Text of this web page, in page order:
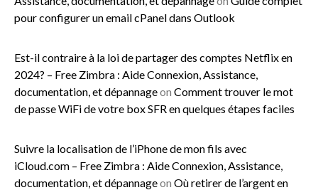
pour configurer un email cPanel dans Outlook
Est-il contraire à la loi de partager des comptes Netflix en
2024? – Free Zimbra : Aide Connexion, Assistance,
documentation, et dépannageon Comment trouver le mot
de passe WiFi de votre box SFR en quelques étapes faciles
Suivre la localisation de l’iPhone de mon fils avec
iCloud.com – Free Zimbra : Aide Connexion, Assistance,
documentation, et dépannageon Où retirer de l’argent en